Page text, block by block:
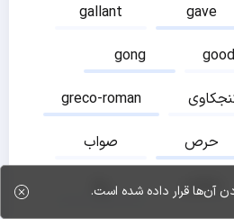
gallant
gave
gong
greco-roman
صواب
حرص
روا
شاداب
آن‌ها قرار داده شده است.